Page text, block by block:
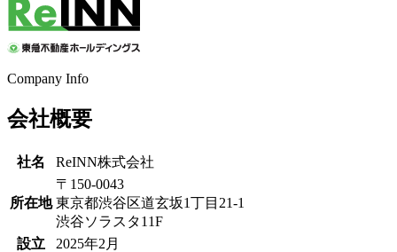
Company Info
会社概要
社名 ReINN株式会社
所在地
〒150-0043
東京都渋谷区道玄坂1丁目21-1
渋谷ソラスタ11F
設立
2025年2月